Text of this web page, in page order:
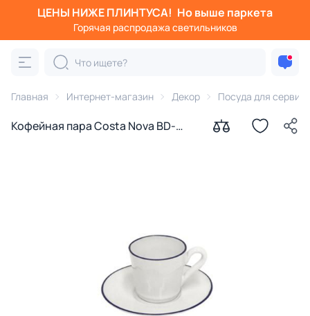
ЦЕНЫ НИЖЕ ПЛИНТУСА! Но выше паркета
Горячая распродажа светильников
Главная Интернет-магазин Декор Посуда для
Кофейная пара Costa Nova BD-